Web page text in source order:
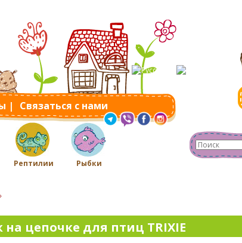
| Связаться с нами
Рептилии Рыбки
цепочке для птиц TRIXIE